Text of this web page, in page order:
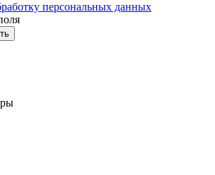
персональных данных